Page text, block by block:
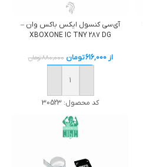
آی‌سی کنسول ایکس باکس وان –
XBOXONE IC TNY 287 DG
از616,000تومان 880,000تومان
خرید
کد محصول: 30523